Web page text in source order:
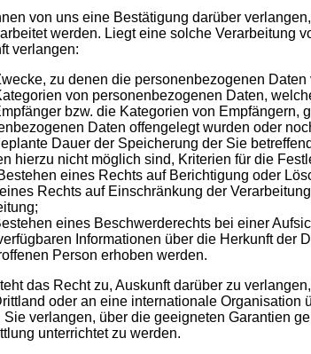
von uns eine Bestätigung darüber
werden. Liegt eine solche Verarbeitung
verlangen:
zu denen die personenbezogenen Daten
von personenbezogenen Daten,
bzw. die Kategorien von Empfängern,
Daten offengelegt wurden oder
Dauer der Speicherung der Sie
hierzu nicht möglich sind, Kriterien für die
eines Rechts auf Berichtigung oder
Rechts auf Einschränkung der
eines Beschwerderechts bei einer
Informationen über die Herkunft der
Person erhoben werden.
das Recht zu, Auskunft darüber zu
oder an eine internationale Organisation
Sie verlangen, über die geeigneten Garantien
unterrichtet zu werden.